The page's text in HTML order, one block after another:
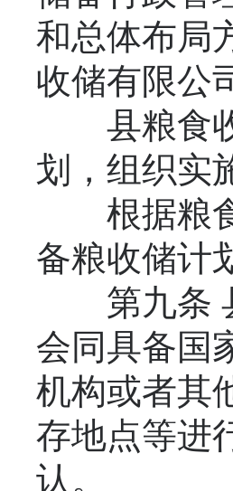
和总体布局
收储有限公
县粮食收
划，组织实
根据粮食
备粮收储计
第九条 县
会同具备国
机构或者其
存地点等进
认。